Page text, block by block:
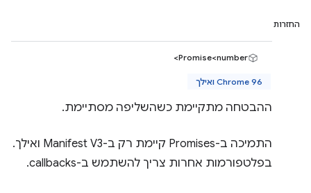
החזרות
Promise<number>
Chrome 96 ואילך
ההבטחה מתקיימת כשהשליפה מסתיימת.
התמיכה ב-Promises קיימת רק ב-Manifest V3 ואילך.
בפלטפורמות אחרות צריך להשתמש ב-callbacks.